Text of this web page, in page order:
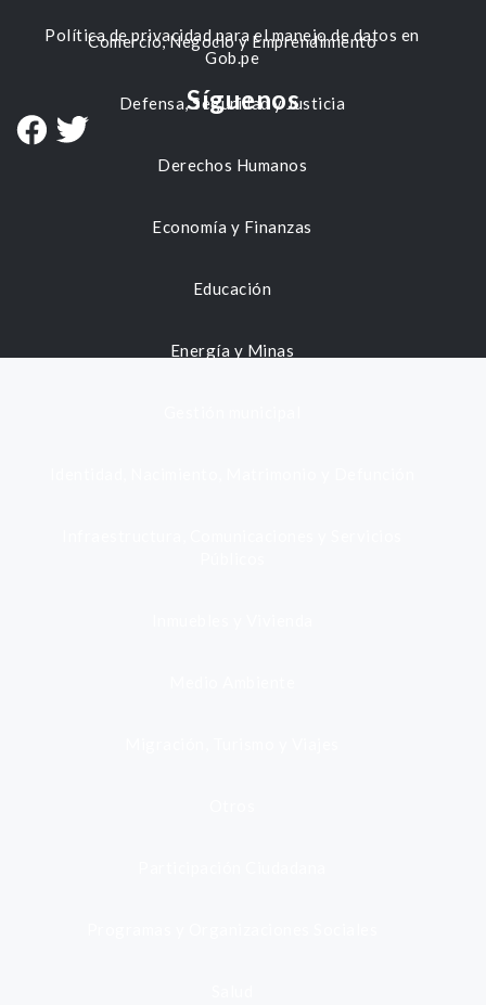
Comercio, Negocio y Emprendimiento
Defensa, Seguridad y Justicia
Derechos Humanos
Economía y Finanzas
Educación
Energía y Minas
Política de privacidad para el manejo de datos en
Gob.pe
Síguenos